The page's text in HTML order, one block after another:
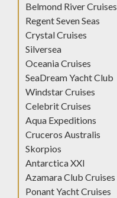
Belmond River Cruises
Regent Seven Seas
Crystal Cruises
Silversea
Oceania Cruises
SeaDream Yacht Club
Windstar Cruises
Celebrit Cruises
Aqua Expeditions
Cruceros Australis
Skorpios
Antarctica XXI
Azamara Club Cruises
Ponant Yacht Cruises